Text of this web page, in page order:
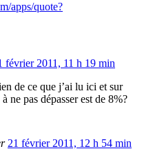
apps/quote?
février 2011, 11 h 19 min
de ce que j’ai lu ici et sur
ne pas dépasser est de 8%?
21 février 2011, 12 h 54 min